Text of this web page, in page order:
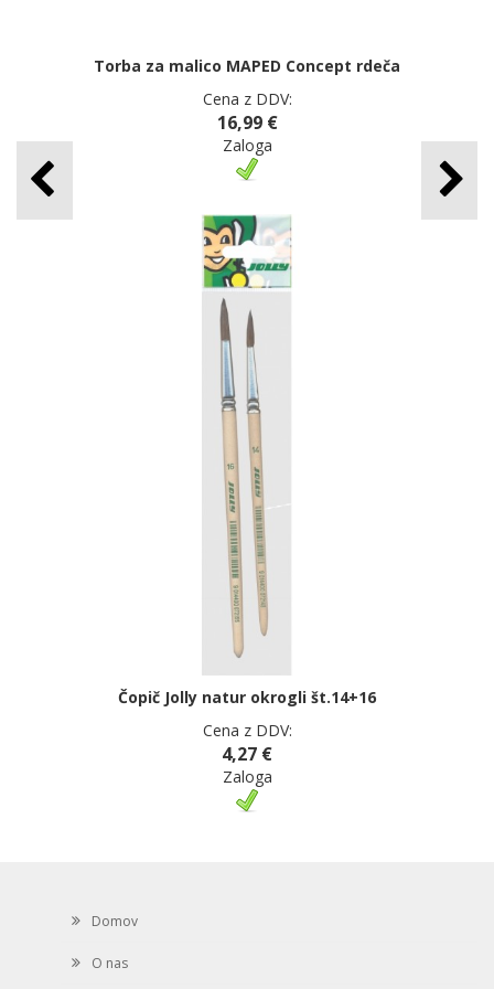
Torba za malico MAPED Concept rdeča
Cena z DDV:
16,99 €
Zaloga
Čopič Jolly natur okrogli št.14+16
Cena z DDV:
4,27 €
Zaloga
Domov
O nas